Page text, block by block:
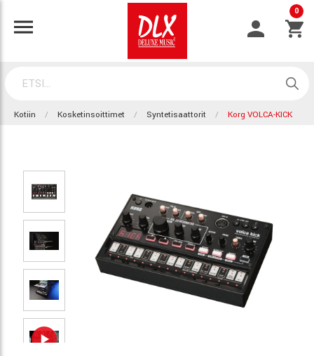
0
Kotiin Kosketinsoittimet Syntetisaattorit Korg VOLCA-KICK